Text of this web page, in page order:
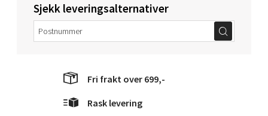
Sjekk leveringsalternativer
Fri frakt over 699,-
Rask levering
0 i butikk
Bergen - Oasen Senter